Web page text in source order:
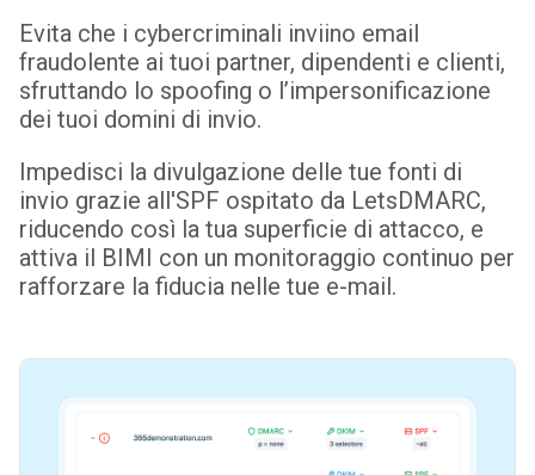
Evita che i cybercriminali inviino email
fraudolente ai tuoi partner, dipendenti e clienti,
sfruttando lo spoofing o l’impersonificazione
dei tuoi domini di invio.
Impedisci la divulgazione delle tue fonti di
invio grazie all'SPF ospitato da LetsDMARC,
riducendo così la tua superficie di attacco, e
attiva il BIMI con un monitoraggio continuo per
rafforzare la fiducia nelle tue e-mail.